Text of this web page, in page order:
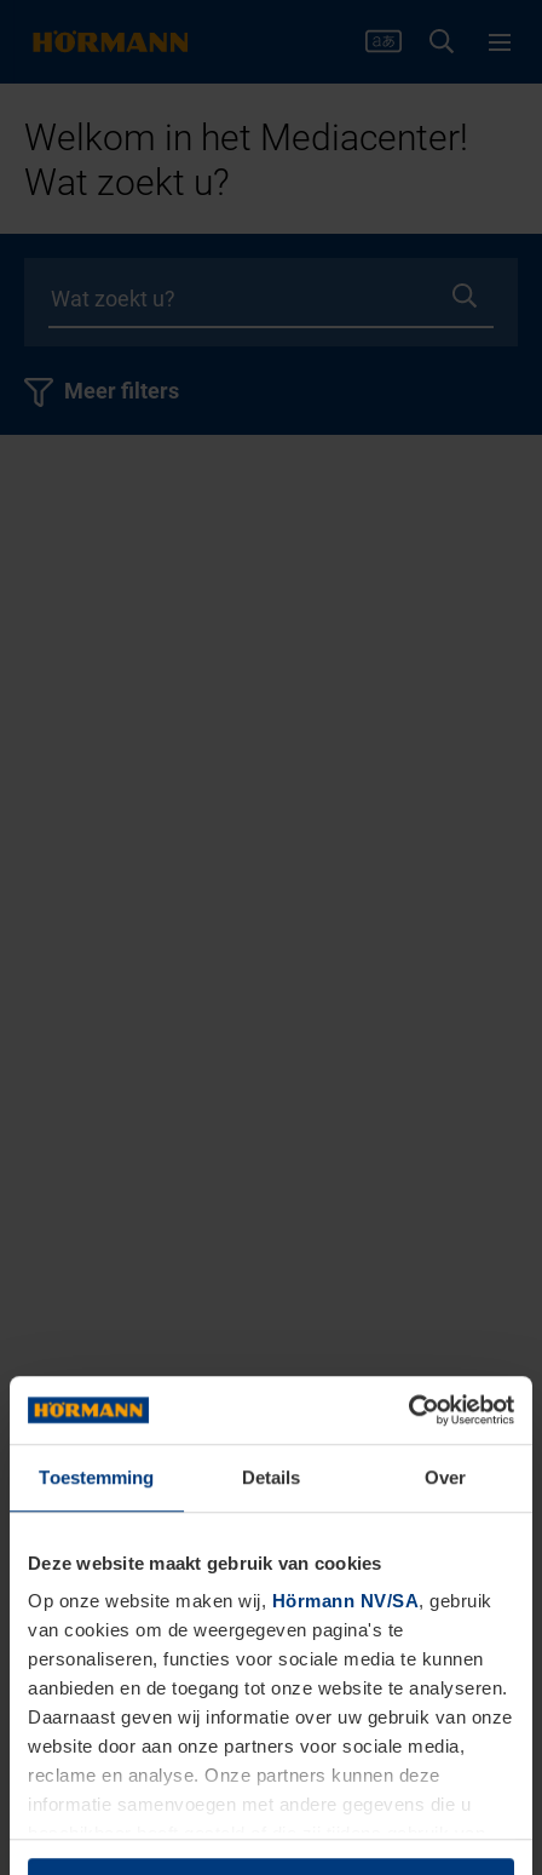
Toestemming Details Over
Deze website maakt gebruik van cookies
Op onze website maken wij, Hörmann NV/SA, gebruik
van cookies om de weergegeven pagina's te
personaliseren, functies voor sociale media te kunnen
aanbieden en de toegang tot onze website te analyseren.
Daarnaast geven wij informatie over uw gebruik van onze
website door aan onze partners voor sociale media,
reclame en analyse. Onze partners kunnen deze
informatie samenvoegen met andere gegevens die u
hun diensten hebben verzameld.
Welkom in het Mediacenter!
Wat zoekt u?
Meer filters